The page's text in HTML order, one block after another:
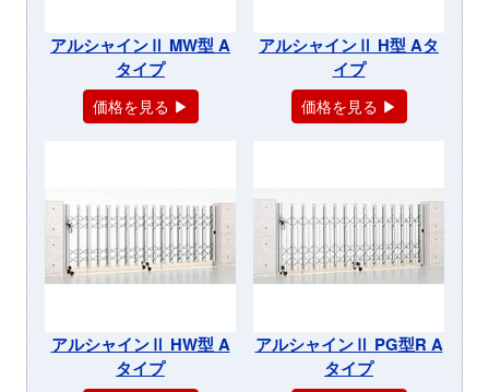
アルシャインⅡ MW型 A
タイプ
価格を見る ▶
アルシャインⅡ H型 Aタ
イプ
価格を見る ▶
アルシャインⅡ HW型 A
タイプ
アルシャインⅡ PG型R A
タイプ